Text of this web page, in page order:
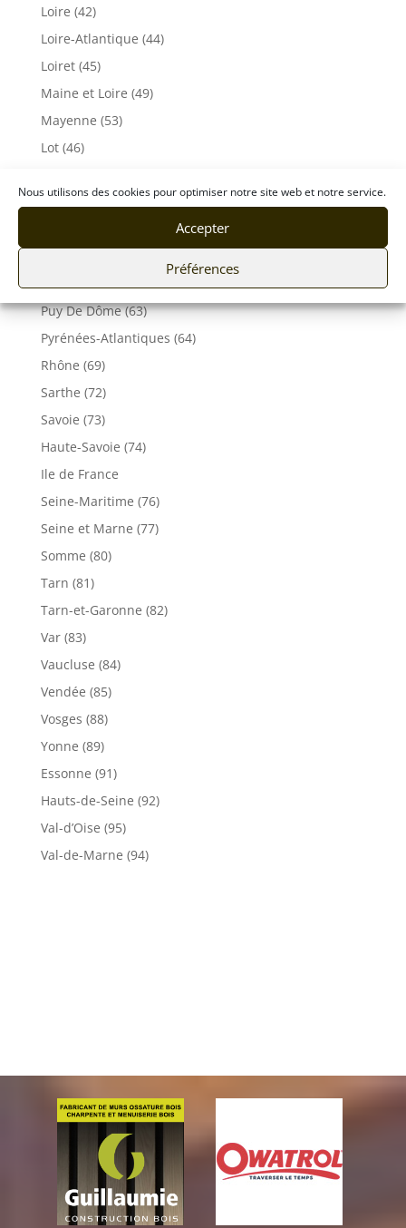
Nous utilisons des cookies pour optimiser notre site web et notre service.
Accepter
Préférences
Loire (42)
Loire-Atlantique (44)
Loiret (45)
Maine et Loire (49)
Mayenne (53)
Lot (46)
Morbihan (56)
Puy De Dôme (63)
Pyrénées-Atlantiques (64)
Rhône (69)
Sarthe (72)
Savoie (73)
Haute-Savoie (74)
Ile de France
Seine-Maritime (76)
Seine et Marne (77)
Somme (80)
Tarn (81)
Tarn-et-Garonne (82)
Var (83)
Vaucluse (84)
Vendée (85)
Vosges (88)
Yonne (89)
Essonne (91)
Hauts-de-Seine (92)
Val-d’Oise (95)
Val-de-Marne (94)